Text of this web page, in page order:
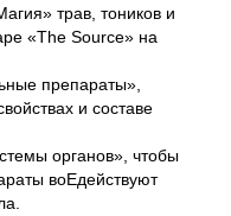
трав, тоников и
«The Source» на
препараты»,
и составе
органов», чтобы
воЕдействуют